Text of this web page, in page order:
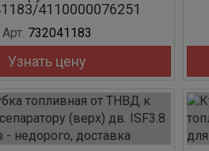
4110000076251
Арт. 732041183
Узнать цену